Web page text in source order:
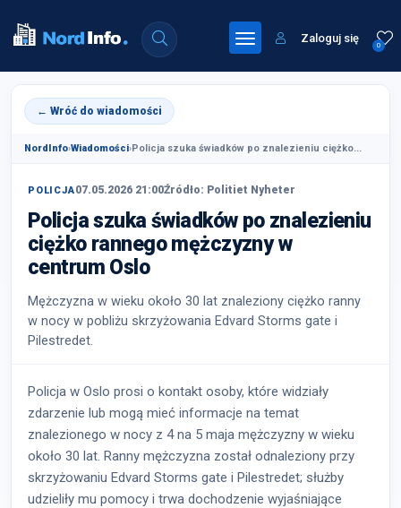
0
Zaloguj się
← Wróć do wiadomości
NordInfo›Wiadomości›Policja szuka świadków po znalezieniu ciężko...
POLICJA07.05.2026 21:00Źródło: Politiet Nyheter
Policja szuka świadków po znalezieniu
ciężko rannego mężczyzny w
centrum Oslo
Mężczyzna w wieku około 30 lat znaleziony ciężko ranny
w nocy w pobliżu skrzyżowania Edvard Storms gate i
Pilestredet.
Policja w Oslo prosi o kontakt osoby, które widziały
zdarzenie lub mogą mieć informacje na temat
znalezionego w nocy z 4 na 5 maja mężczyzny w wieku
około 30 lat. Ranny mężczyzna został odnaleziony przy
skrzyżowaniu Edvard Storms gate i Pilestredet; służby
udzieliły mu pomocy i trwa dochodzenie wyjaśniające